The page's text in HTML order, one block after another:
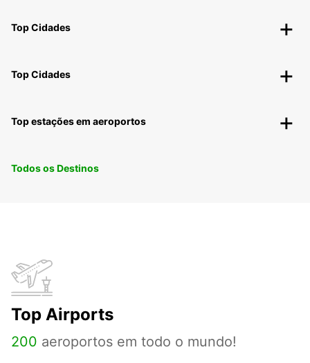
Top Cidades
Top Cidades
Top estações em aeroportos
Todos os Destinos
Top Airports
200 aeroportos em todo o mundo!